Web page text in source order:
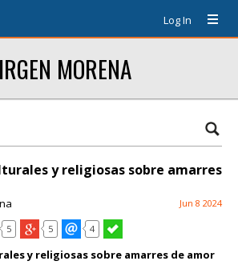
Log In
MORENA
y religiosas sobre amarres
Jun 8 2024
5 5 4
y religiosas sobre amarres de amor